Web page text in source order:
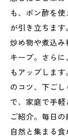
も、ポン酢を
が引き立ちます
炒め物や煮込
キープ。さら
もアップしま
のコツ、下ご
で、家庭で手
ご紹介。毎日
自然と集まる食